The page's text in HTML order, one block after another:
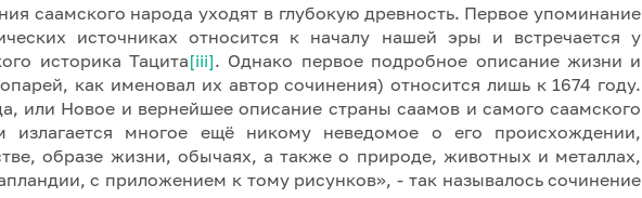
саамского народа уходят в глубокую древность. Первое упоминание
источниках относится к началу нашей эры и встречается у
историка Тацита[iii]. Однако первое подробное описание жизни и
как именовал их автор сочинения) относится лишь к 1674 году.
или Новое и вернейшее описание страны саамов и самого саамского
излагается многое ещё никому неведомое о его происхождении,
образе жизни, обычаях, а также о природе, животных и металлах,
с приложением к тому рисунков», - так называлось сочинение